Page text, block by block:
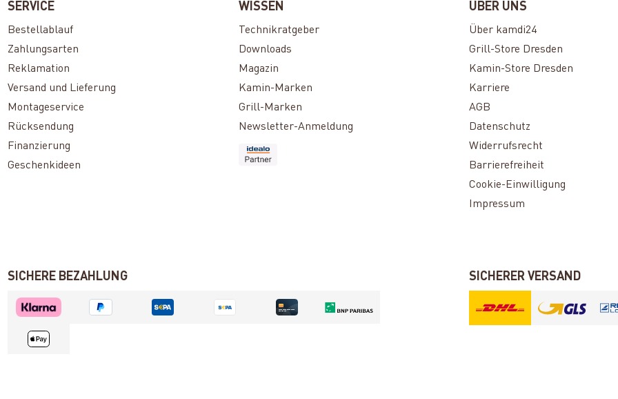
SERVICE
Bestellablauf
Zahlungsarten
Reklamation
Versand und Lieferung
Montageservice
Rücksendung
Finanzierung
Geschenkideen
WISSEN
Technikratgeber
Downloads
Magazin
Kamin-Marken
Grill-Marken
Newsletter-Anmeldung
ÜBER UNS
Über kamdi24
Grill-Store Dresden
Kamin-Store Dresden
Karriere
AGB
Datenschutz
Widerrufsrecht
Barrierefreiheit
Cookie-Einwilligung
Impressum
SICHERE BEZAHLUNG SICHERER VERSAND